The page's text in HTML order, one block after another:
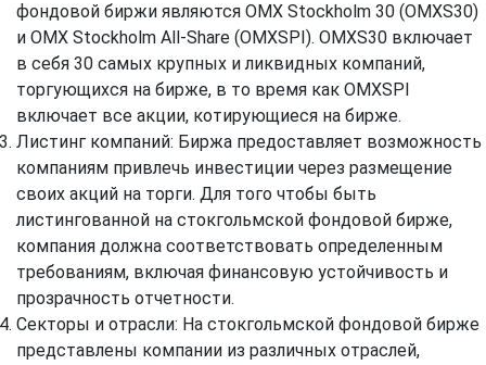
фондовой биржи являются OMX Stockholm 30 (OMXS30)
и OMX Stockholm All-Share (OMXSPI). OMXS30 включает
в себя 30 самых крупных и ликвидных компаний,
торгующихся на бирже, в то время как OMXSPI
включает все акции, котирующиеся на бирже.
Листинг компаний: Биржа предоставляет возможность
компаниям привлечь инвестиции через размещение
своих акций на торги. Для того чтобы быть
листингованной на стокгольмской фондовой бирже,
компания должна соответствовать определенным
требованиям, включая финансовую устойчивость и
прозрачность отчетности.
Секторы и отрасли: На стокгольмской фондовой бирже
представлены компании из различных отраслей,